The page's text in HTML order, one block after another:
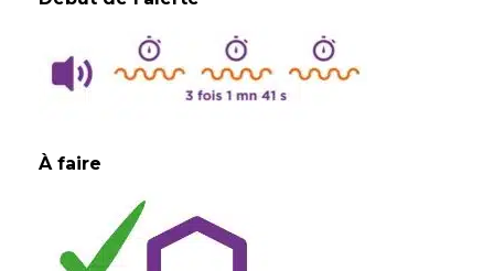
À faire